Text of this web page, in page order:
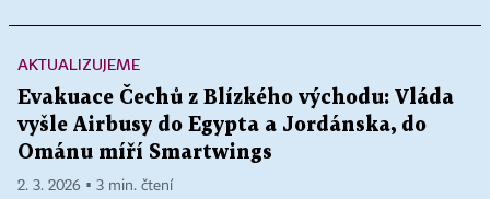
AKTUALIZUJEME
Evakuace Čechů z Blízkého východu: Vláda
vyšle Airbusy do Egypta a Jordánska, do
Ománu míří Smartwings
2. 3. 2026 ▪ 3 min. čtení